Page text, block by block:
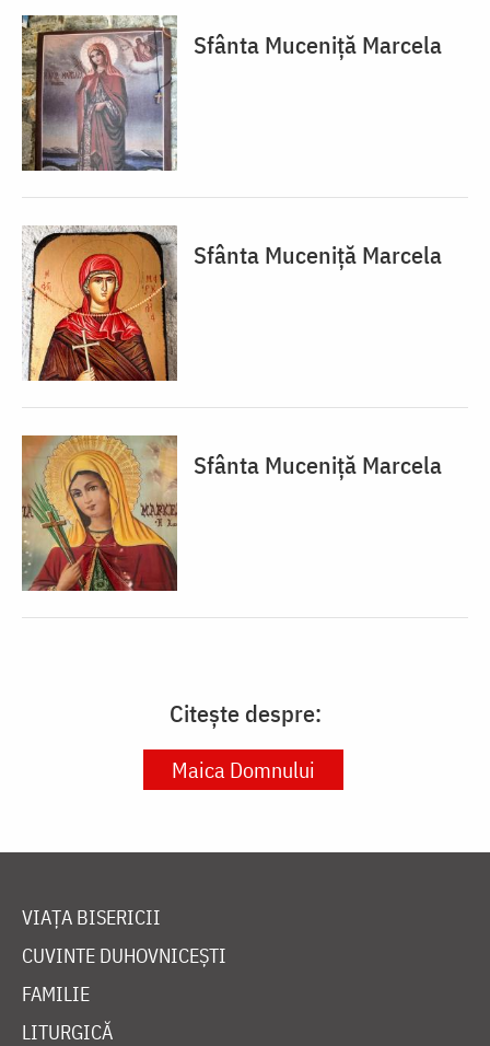
Sfânta Muceniță Marcela
Sfânta Muceniță Marcela
Sfânta Muceniță Marcela
Citește despre:
Maica Domnului
VIAȚA BISERICII
CUVINTE DUHOVNICEȘTI
FAMILIE
LITURGICĂ